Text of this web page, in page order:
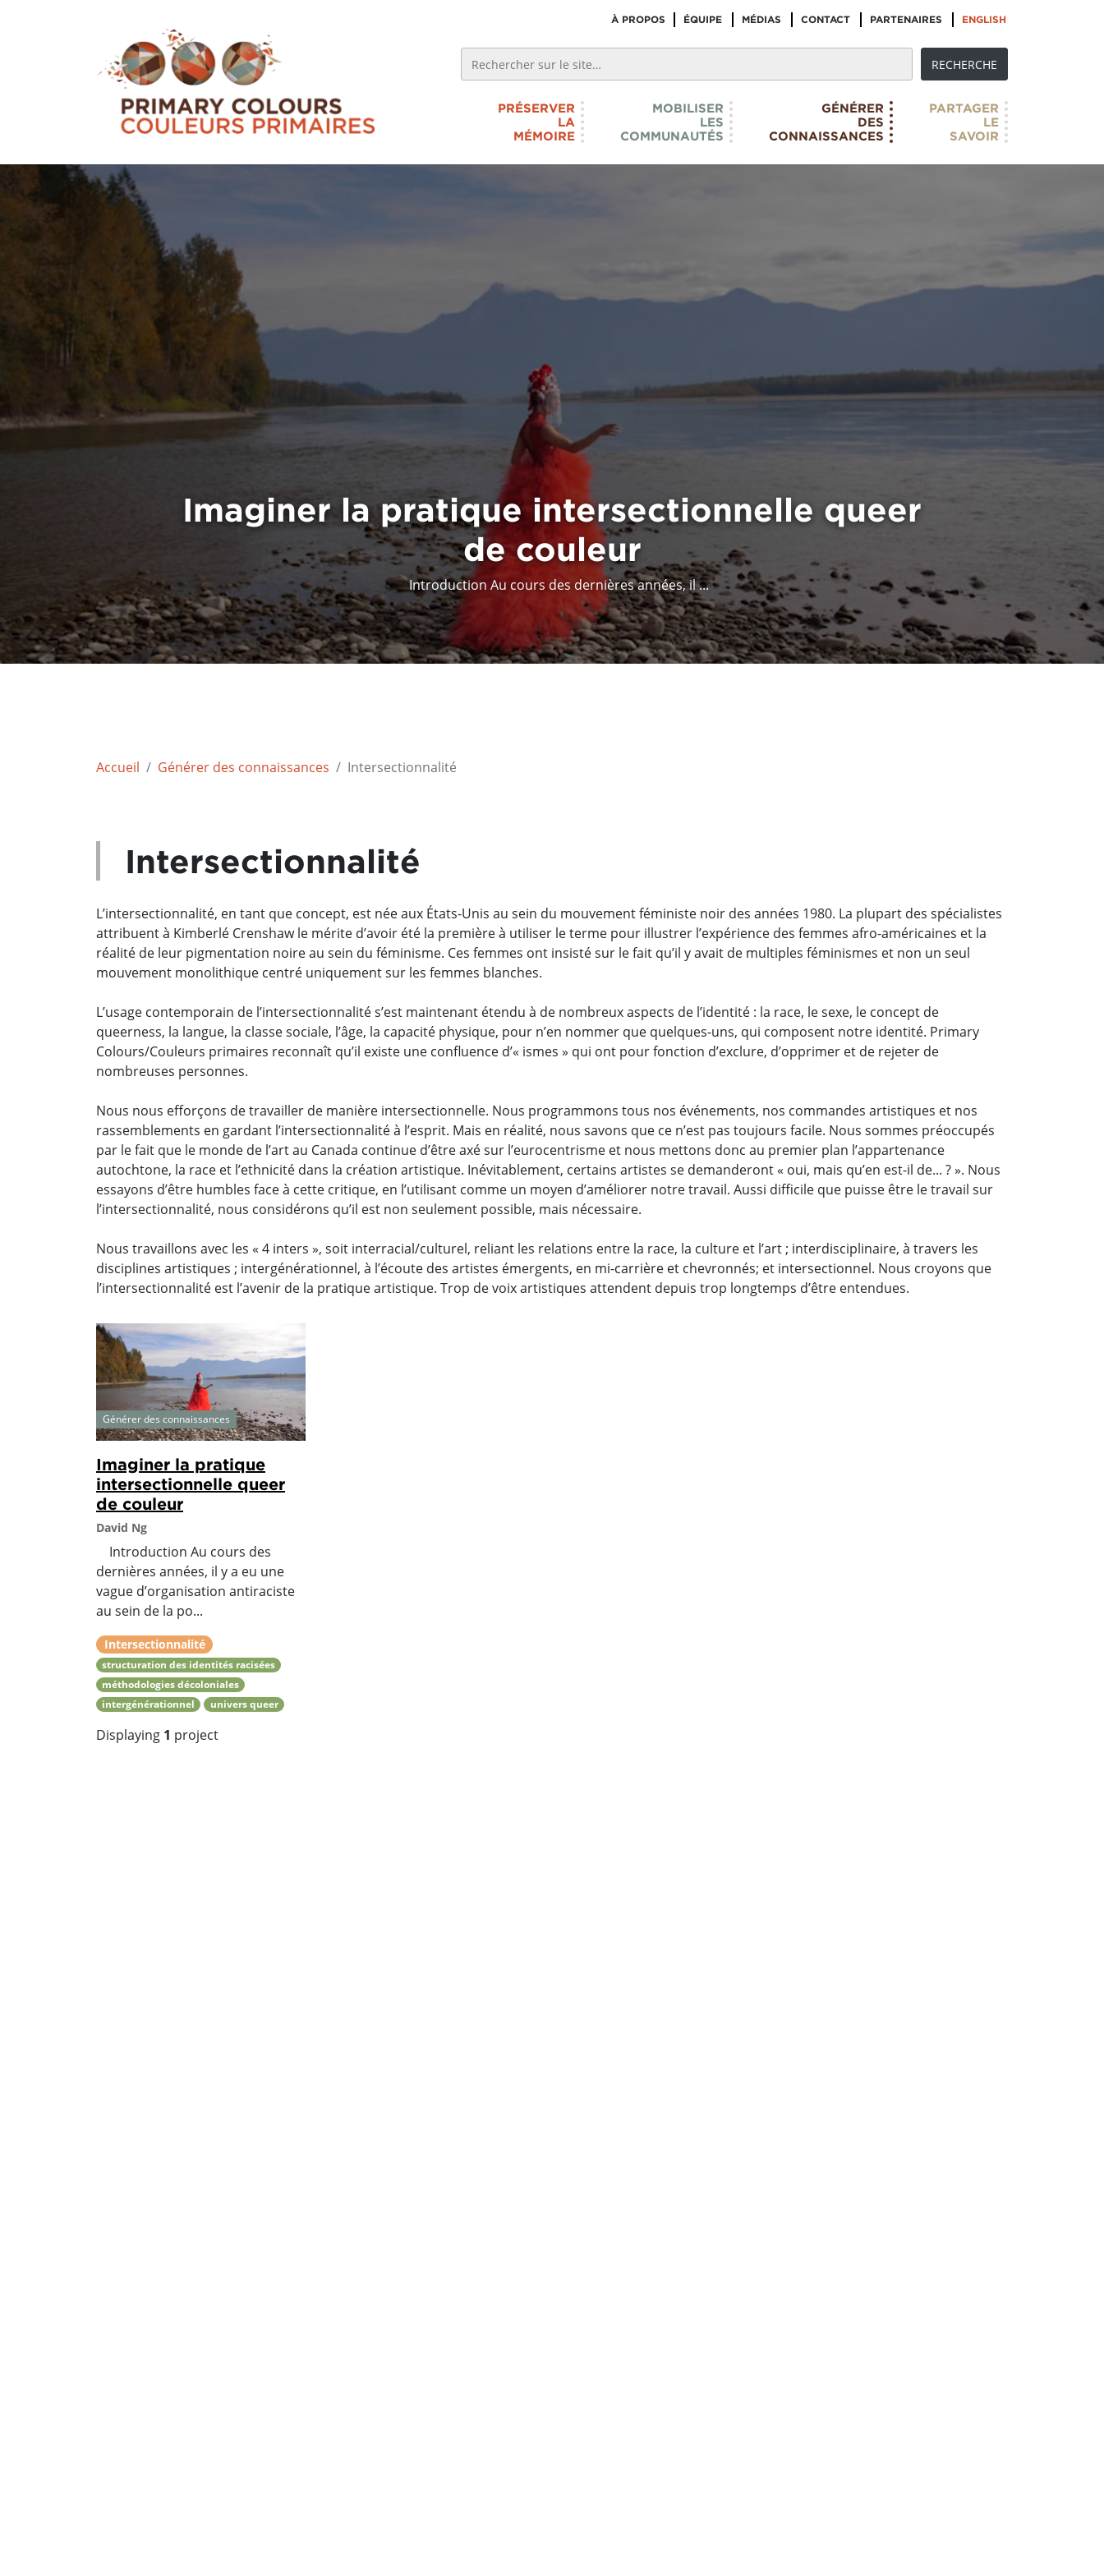
À PROPOS ÉQUIPE MÉDIAS CONTACT PARTENAIRES ENGLISH
PRÉSERVER
LA
MÉMOIRE
MOBILISER
LES
COMMUNAUTÉS
GÉNÉRER
DES
CONNAISSANCES
PARTAGER
LE
SAVOIR
Imaginer la pratique intersectionnelle queer
de couleur
Introduction Au cours des dernières années, il ...
Accueil Générer des connaissances Intersectionnalité
Intersectionnalité
L’intersectionnalité, en tant que concept, est née aux États-Unis au sein du mouvement féministe noir des années 1980. La plupart des spécialistes
attribuent à Kimberlé Crenshaw le mérite d’avoir été la première à utiliser le terme pour illustrer l’expérience des femmes afro-américaines et la
réalité de leur pigmentation noire au sein du féminisme. Ces femmes ont insisté sur le fait qu’il y avait de multiples féminismes et non un seul
mouvement monolithique centré uniquement sur les femmes blanches.
L’usage contemporain de l’intersectionnalité s’est maintenant étendu à de nombreux aspects de l’identité : la race, le sexe, le concept de
queerness, la langue, la classe sociale, l’âge, la capacité physique, pour n’en nommer que quelques-uns, qui composent notre identité. Primary
Colours/Couleurs primaires reconnaît qu’il existe une confluence d’« ismes » qui ont pour fonction d’exclure, d’opprimer et de rejeter de
nombreuses personnes.
Nous nous efforçons de travailler de manière intersectionnelle. Nous programmons tous nos événements, nos commandes artistiques et nos
rassemblements en gardant l’intersectionnalité à l’esprit. Mais en réalité, nous savons que ce n’est pas toujours facile. Nous sommes préoccupés
par le fait que le monde de l’art au Canada continue d’être axé sur l’eurocentrisme et nous mettons donc au premier plan l’appartenance
autochtone, la race et l’ethnicité dans la création artistique. Inévitablement, certains artistes se demanderont « oui, mais qu’en est-il de... ? ». Nous
essayons d’être humbles face à cette critique, en l’utilisant comme un moyen d’améliorer notre travail. Aussi difficile que puisse être le travail sur
l’intersectionnalité, nous considérons qu’il est non seulement possible, mais nécessaire.
Nous travaillons avec les « 4 inters », soit interracial/culturel, reliant les relations entre la race, la culture et l’art ; interdisciplinaire, à travers les
disciplines artistiques ; intergénérationnel, à l’écoute des artistes émergents, en mi-carrière et chevronnés; et intersectionnel. Nous croyons que
l’intersectionnalité est l’avenir de la pratique artistique. Trop de voix artistiques attendent depuis trop longtemps d’être entendues.
Générer des connaissances
Imaginer la pratique
intersectionnelle queer
de couleur
David Ng
Introduction Au cours des
dernières années, il y a eu une
vague d’organisation antiraciste
au sein de la po...
Intersectionnalité
structuration des identités racisées
méthodologies décoloniales
intergénérationnel
univers queer
Displaying 1 project